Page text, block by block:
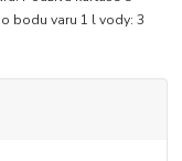
bodu varu 1 l vody: 3